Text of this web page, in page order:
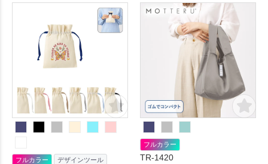
フルカラー デザインツール
フルカラー
TR-1420